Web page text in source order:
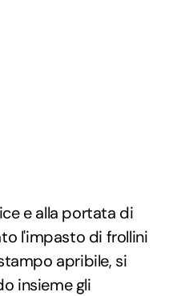
e alla portata di
l'impasto di frollini
apribile, si
insieme gli